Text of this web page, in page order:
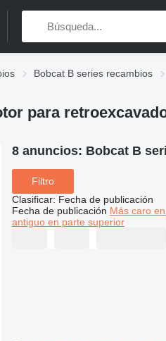
Bobcat B series recambios
para
8 anuncios: Bobcat B
Filtro
Clasificar: Fecha de publicación
Fecha de publicación Más caro
antiguo en parte superior